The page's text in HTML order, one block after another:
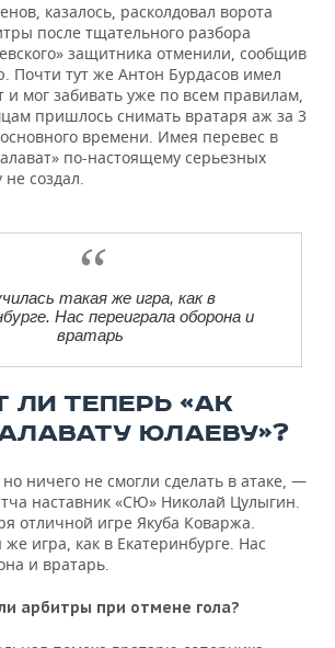
казалось, расколдовал ворота
после тщательного разбора
защитника отменили, сообщив
Почти тут же Антон Бурдасов имел
мог забивать уже по всем правилам,
пришлось снимать вратаря аж за 3
времени. Имея перевес в
по-настоящему серьезных
создал.
такая же игра, как в
Нас переиграла оборона и
вратарь
ТЕПЕРЬ «АК
ЮЛАЕВУ»?
ничего не смогли сделать в атаке, —
наставник «СЮ» Николай Цулыгин.
отличной игре Якуба Коваржа.
же игра, как в Екатеринбурге. Нас
и вратарь.
арбитры при отмене гола?